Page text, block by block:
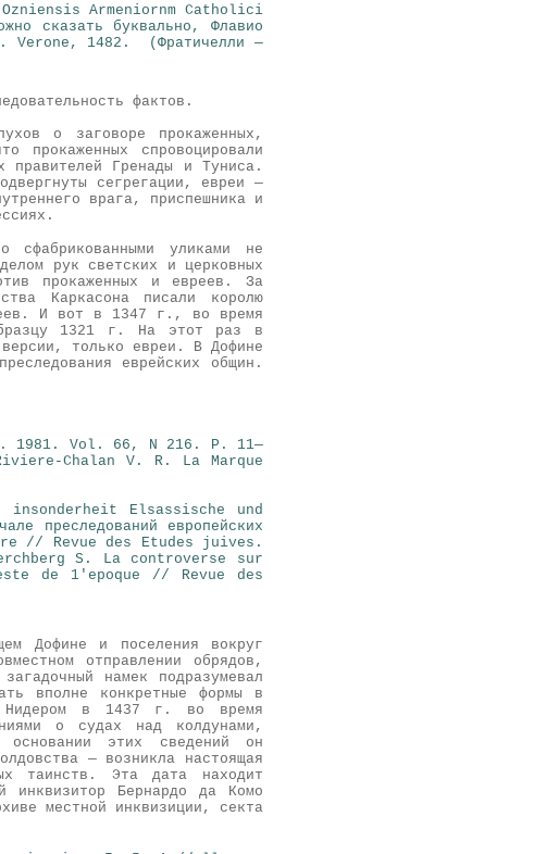
Armeniornm Catholici
сказать буквально, Флавио
Verone, 1482. (Фратичелли —
фактов.
о заговоре прокаженных,
спровоцировали
правителей Гренады и Туниса.
сегрегации, евреи —
врага, приспешника и
уликами не
рук светских и церковных
прокаженных и евреев. За
Каркасона писали королю
И вот в 1347 г., во время
1321 г. На этот раз в
только евреи. В Дофине
еврейских общин.
1981. Vol. 66, N 216. P. 11—
Chalan V. R. La Marque
Elsassische und
преследований европейских
// Revue des Etudes juives.
S. La controverse sur
de 1'epoque // Revue des
Дофине и поселения вокруг
отправлении обрядов,
намек подразумевал
вполне конкретные формы в
Нидером в 1437 г. во время
о судах над колдунами,
этих сведений он
— возникла настоящая
таинств. Эта дата находит
инквизитор Бернардо да Комо
местной инквизиции, секта